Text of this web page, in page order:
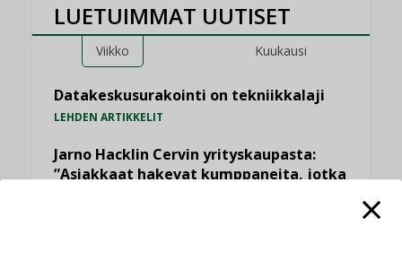
LUETUIMMAT UUTISET
Viikko Kuukausi
Datakeskusurakointi on tekniikkalaji
LEHDEN ARTIKKELIT
Jarno Hacklin Cervin yrityskaupasta:
”Asiakkaat hakevat kumppaneita, jotka